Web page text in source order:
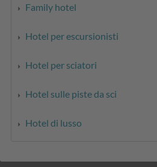
Family hotel
Hotel per escursionisti
Hotel per sciatori
Hotel sulle piste da sci
Hotel di lusso